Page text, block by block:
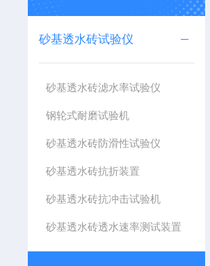
砂基透水砖试验仪
砂基透水砖滤水率试验仪
钢轮式耐磨试验机
砂基透水砖防滑性试验仪
砂基透水砖抗折装置
砂基透水砖抗冲击试验机
砂基透水砖透水速率测试装置